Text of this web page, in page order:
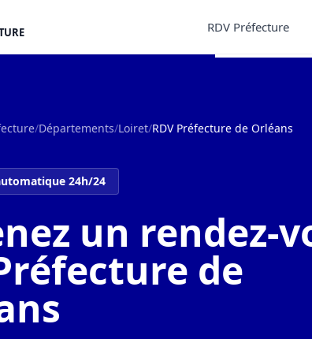
RDV Préfecture
/Départements/Loiret/RDV Préfecture de Orléans
24h/24
un rendez-
de